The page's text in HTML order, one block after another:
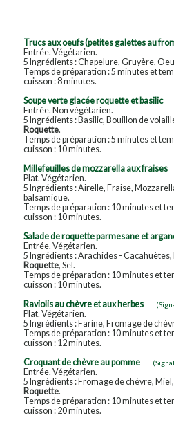
Trucs aux oeufs (petites galettes au
Entrée. Végétarien.
5 Ingrédients : Chapelure, Gruyère,
Temps de préparation : 5 minutes et
cuisson : 8 minutes.
Soupe verte glacée roquette et basilic
Entrée. Non végétarien.
5 Ingrédients : Basilic, Bouillon de
Roquette.
Temps de préparation : 5 minutes et
cuisson : 10 minutes.
Millefeuilles de mozzarella aux fraises
Plat. Végétarien.
5 Ingrédients : Airelle, Fraise,
balsamique.
Temps de préparation : 10 minutes et
cuisson : 10 minutes.
Salade de roquette parmesane et
Entrée. Végétarien.
5 Ingrédients : Arachides -
Roquette, Sel.
Temps de préparation : 10 minutes et
cuisson : 10 minutes.
Raviolis au chèvre et aux herbes
Plat. Végétarien.
5 Ingrédients : Farine, Fromage de
Temps de préparation : 10 minutes et
cuisson : 12 minutes.
Croquant de chèvre au pomme
Entrée. Végétarien.
5 Ingrédients : Fromage de chèvre,
Roquette.
Temps de préparation : 10 minutes et
cuisson : 20 minutes.